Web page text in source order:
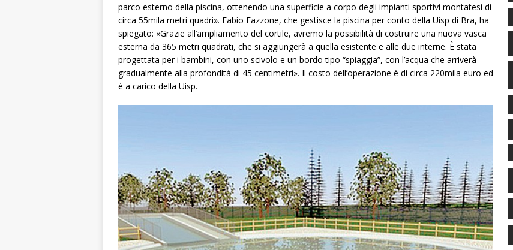
parco esterno della piscina, ottenendo una superficie a corpo degli impianti sportivi montatesi di
circa 55mila metri quadri». Fabio Fazzone, che gestisce la piscina per conto della Uisp di Bra, ha
spiegato: «Grazie all’ampliamento del cortile, avremo la possibilità di costruire una nuova vasca
esterna da 365 metri quadrati, che si aggiungerà a quella esistente e alle due interne. È stata
progettata per i bambini, con uno scivolo e un bordo tipo “spiaggia”, con l’acqua che arriverà
gradualmente alla profondità di 45 centimetri». Il costo dell’operazione è di circa 220mila euro ed
è a carico della Uisp.